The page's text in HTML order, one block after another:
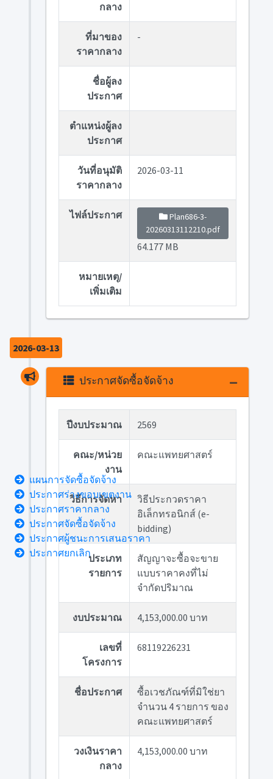
กลาง
ที่มาของ
ราคากลาง
-
ชื่อผู้ลง
ประกาศ
ตำแหน่งผู้ลง
ประกาศ
วันที่อนุมัติ
ราคากลาง
2026-03-11
ไฟล์ประกาศ
Plan686-3-
20260313112210.pdf
64.177 MB
หมายเหตุ/
เพิ่มเติม
2026-03-13
ประกาศจัดซื้อจัดจ้าง
ปีงบประมาณ 2569
คณะ/หน่วย
งาน
คณะแพทยศาสตร์
วิธีการจัดหา
วิธีประกวดราคา
อิเล็กทรอนิกส์ (e-
bidding)
ประเภท
รายการ
สัญญาจะซื้อจะขาย
แบบราคาคงที่ไม่
จำกัดปริมาณ
งบประมาณ 4,153,000.00 บาท
เลขที่
โครงการ
68119226231
ชื่อประกาศ
ซื้อเวชภัณฑ์ที่มิใช่ยา
จำนวน 4 รายการ ของ
คณะแพทยศาสตร์
วงเงินราคา
กลาง
4,153,000.00 บาท
แผนการจัดซื้อจัดจ้าง
ประกาศร่างขอบเขตงาน
ประกาศราคากลาง
ประกาศจัดซื้อจัดจ้าง
ประกาศผู้ชนะการเสนอราคา
ประกาศยกเลิก